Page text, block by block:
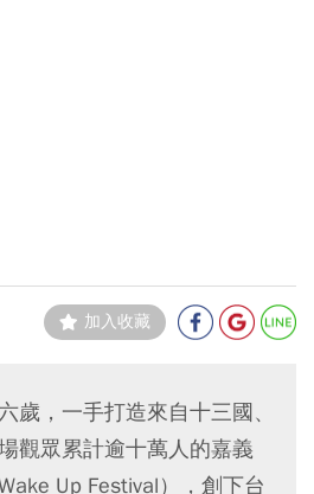
加入收藏
歲，一手打造來自十三國、
觀眾累計逾十萬人的嘉義
Up Festival），創下台